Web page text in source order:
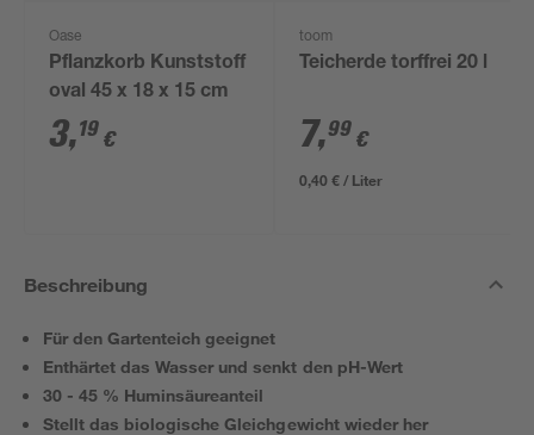
Oase
Pflanzkorb Kunststoff
oval 45 x 18 x 15 cm
3,19 €
toom
Teicherde torffrei 20 l
7,99 €
0,40 € / Liter
Beschreibung
Für den Gartenteich geeignet
Enthärtet das Wasser und senkt den pH-Wert
30 - 45 % Huminsäureanteil
Stellt das biologische Gleichgewicht wieder her